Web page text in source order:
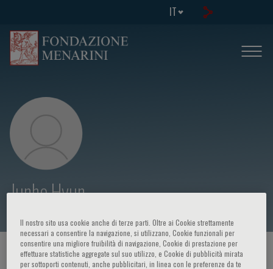
IT
Junho Hyun
HOME PAGE / CORSI ED EVENTI / RELATORE
Il nostro sito usa cookie anche di terze parti. Oltre ai Cookie strettamente
necessari a consentire la navigazione, si utilizzano, Cookie funzionali per
consentire una migliore fruibilità di navigazione, Cookie di prestazione per
effettuare statistiche aggregate sul suo utilizzo, e Cookie di pubblicità mirata
per sottoporti contenuti, anche pubblicitari, in linea con le preferenze da te